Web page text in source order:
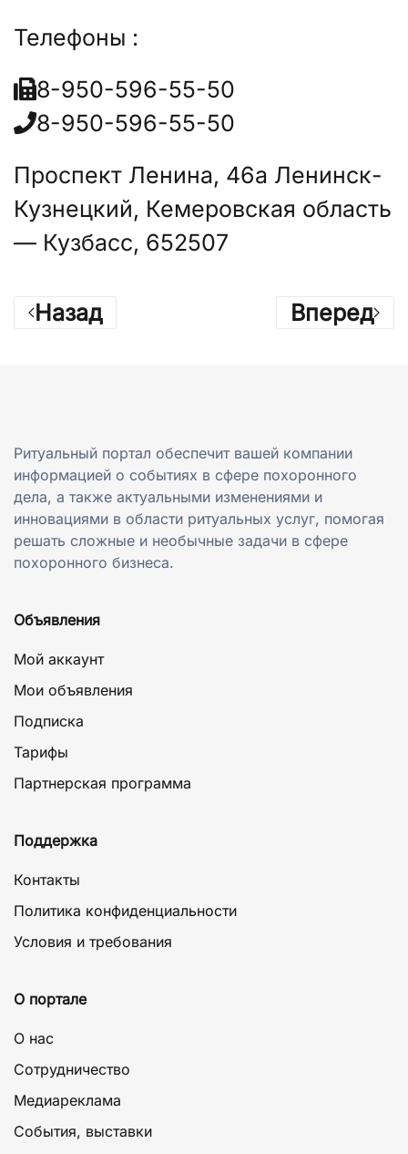
Телефоны :
8-950-596-55-50
8-950-596-55-50
Проспект Ленина, 46а Ленинск-
Кузнецкий, Кемеровская область
— Кузбасс, 652507
Назад Вперед
Ритуальный портал обеспечит вашей компании
информацией о событиях в сфере похоронного
дела, а также актуальными изменениями и
инновациями в области ритуальных услуг, помогая
решать сложные и необычные задачи в сфере
похоронного бизнеса.
Объявления
Мой аккаунт
Мои объявления
Подписка
Тарифы
Партнерская программа
Поддержка
Контакты
Политика конфиденциальности
Условия и требования
О портале
О нас
Сотрудничество
Медиареклама
События, выставки